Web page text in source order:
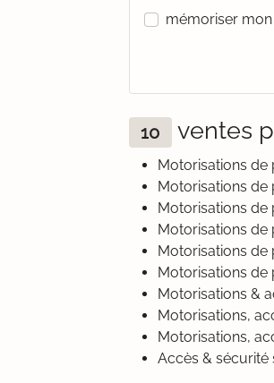
mémoriser
10 ventes
Motorisations de
Motorisations de
Motorisations de
Motorisations de
Motorisations de
Motorisations de
Motorisations &
Motorisations,
Motorisations,
Accès & sécurité